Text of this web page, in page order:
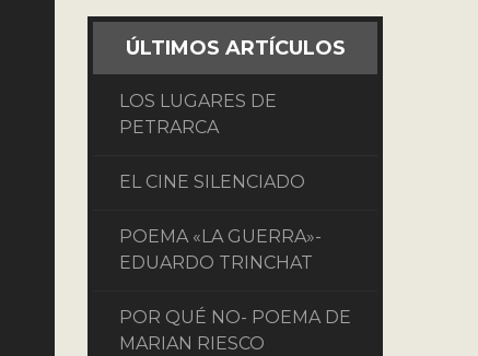
ÚLTIMOS ARTÍCULOS
LOS LUGARES DE
PETRARCA
EL CINE SILENCIADO
POEMA «LA GUERRA»-
EDUARDO TRINCHAT
POR QUÉ NO- POEMA DE
MARIAN RIESCO